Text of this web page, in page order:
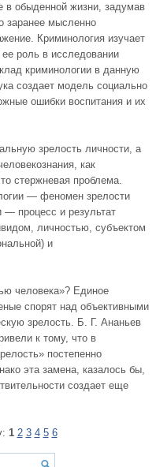
в обыден­ной жизни, задумав
заранее мысленно
Криминология изучает
роль в исследовании
криминологии в данную
создает модель социально
ошибки воспитания и их
зрелость личности, а
как
стержневая проблема.
— феномен зрелости
про­цесс и результат
личностью, субъектом
и
человека»? Единое
спорят над объективными
зрелость. Б. Г. Ананьев
к тому, что в
постепен­но
эта замена, казалось бы,
создает еще
1 2 3 4 5 6